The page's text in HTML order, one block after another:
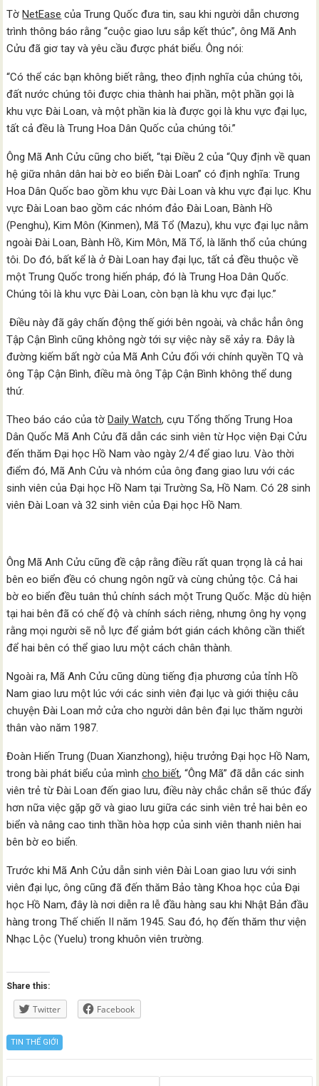
TờNetEase của Trung Quốc đưa tin, sau khi người dẫn chương
trình thông báo rằng “cuộc giao lưu sắp kết thúc”, ông Mã Anh
Cửu đã giơ tay và yêu cầu được phát biểu. Ông nói:
“Có thể các bạn không biết rằng, theo định nghĩa của chúng tôi,
đất nước chúng tôi được chia thành hai phần, một phần gọi là
khu vực Đài Loan, và một phần kia là được gọi là khu vực đại lục,
tất cả đều là Trung Hoa Dân Quốc của chúng tôi.”
Ông Mã Anh Cửu cũng cho biết, “tại Điều 2 của “Quy định về quan
hệ giữa nhân dân hai bờ eo biển Đài Loan” có định nghĩa: Trung
Hoa Dân Quốc bao gồm khu vực Đài Loan và khu vực đại lục. Khu
vực Đài Loan bao gồm các nhóm đảo Đài Loan, Bành Hồ
(Penghu), Kim Môn (Kinmen), Mã Tổ (Mazu), khu vực đại lục nằm
ngoài Đài Loan, Bành Hồ, Kim Môn, Mã Tổ, là lãnh thổ của chúng
tôi. Do đó, bất kể là ở Đài Loan hay đại lục, tất cả đều thuộc về
một Trung Quốc trong hiến pháp, đó là Trung Hoa Dân Quốc.
Chúng tôi là khu vực Đài Loan, còn bạn là khu vực đại lục.”
Điều này đã gây chấn động thế giới bên ngoài, và chắc hẳn ông
Tập Cận Bình cũng không ngờ tới sự việc này sẽ xảy ra. Đây là
đường kiếm bất ngờ của Mã Anh Cửu đối với chính quyền TQ và
ông Tập Cận Bình, điều mà ông Tập Cận Bình không thể dung
thứ.
Theo báo cáo của tờDaily Watch, cựu Tổng thống Trung Hoa
Dân Quốc Mã Anh Cửu đã dẫn các sinh viên từ Học viện Đại Cửu
đến thăm Đại học Hồ Nam vào ngày 2/4 để giao lưu. Vào thời
điểm đó, Mã Anh Cửu và nhóm của ông đang giao lưu với các
sinh viên của Đại học Hồ Nam tại Trường Sa, Hồ Nam. Có 28 sinh
viên Đài Loan và 32 sinh viên của Đại học Hồ Nam.
Ông Mã Anh Cửu cũng đề cập rằng điều rất quan trọng là cả hai
bên eo biển đều có chung ngôn ngữ và cùng chủng tộc. Cả hai
bờ eo biển đều tuân thủ chính sách một Trung Quốc. Mặc dù hiện
tại hai bên đã có chế độ và chính sách riêng, nhưng ông hy vọng
rằng mọi người sẽ nỗ lực để giảm bớt gián cách không cần thiết
để hai bên có thể giao lưu một cách chân thành.
Ngoài ra, Mã Anh Cửu cũng dùng tiếng địa phương của tỉnh Hồ
Nam giao lưu một lúc với các sinh viên đại lục và giới thiệu câu
chuyện Đài Loan mở cửa cho người dân bên đại lục thăm người
thân vào năm 1987.
Đoàn Hiến Trung (Duan Xianzhong), hiệu trưởng Đại học Hồ Nam,
trong bài phát biểu của mìnhcho biết, “Ông Mã” đã dẫn các sinh
viên trẻ từ Đài Loan đến giao lưu, điều này chắc chắn sẽ thúc đẩy
hơn nữa việc gặp gỡ và giao lưu giữa các sinh viên trẻ hai bên eo
biển và nâng cao tinh thần hòa hợp của sinh viên thanh niên hai
bên bờ eo biển.
Trước khi Mã Anh Cửu dẫn sinh viên Đài Loan giao lưu với sinh
viên đại lục, ông cũng đã đến thăm Bảo tàng Khoa học của Đại
học Hồ Nam, đây là nơi diễn ra lễ đầu hàng sau khi Nhật Bản đầu
hàng trong Thế chiến II năm 1945. Sau đó, họ đến thăm thư viện
Nhạc Lộc (Yuelu) trong khuôn viên trường.
Share this:
Twitter Facebook
TIN THẾ GIỚI